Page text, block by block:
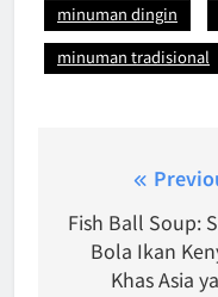
minuman dingin
minuman tradisional
navigation
Fish Ball Soup:
Bola Ikan
Khas Asia